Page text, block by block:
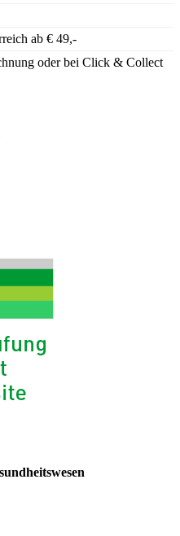
ab € 49,-
oder bei Click & Collect